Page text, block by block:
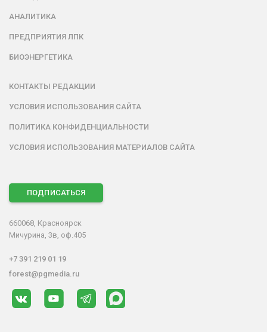
АНАЛИТИКА
ПРЕДПРИЯТИЯ ЛПК
БИОЭНЕРГЕТИКА
КОНТАКТЫ РЕДАКЦИИ
УСЛОВИЯ ИСПОЛЬЗОВАНИЯ САЙТА
ПОЛИТИКА КОНФИДЕНЦИАЛЬНОСТИ
УСЛОВИЯ ИСПОЛЬЗОВАНИЯ МАТЕРИАЛОВ САЙТА
ПОДПИСАТЬСЯ
660068, Красноярск
Мичурина, 3в, оф.405
+7 391 219 01 19
forest@pgmedia.ru